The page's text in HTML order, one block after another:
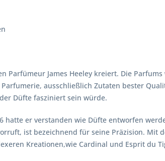
Parfümeur James Heeley kreiert. Die
ausschließlich Zutaten bester
Düfte fasziniert sein würde.
hatte er verstanden wie Düfte entworfen
ist bezeichnend für seine Präzision.
Kreationen,wie Cardinal und Esprit du